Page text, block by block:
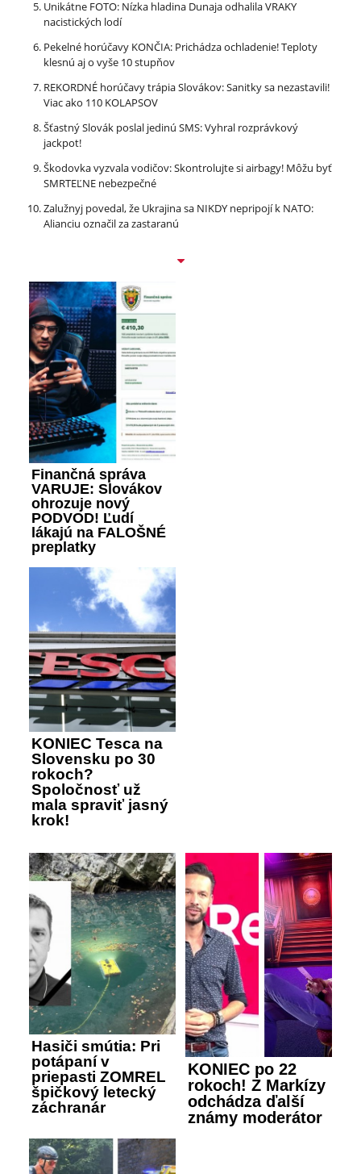
Unikátne FOTO: Nízka hladina Dunaja odhalila VRAKY
nacistických lodí
Pekelné horúčavy KONČIA: Prichádza ochladenie! Teploty
klesnú aj o vyše 10 stupňov
REKORDNÉ horúčavy trápia Slovákov: Sanitky sa nezastavili!
Viac ako 110 KOLAPSOV
Šťastný Slovák poslal jedinú SMS: Vyhral rozprávkový
jackpot!
Škodovka vyzvala vodičov: Skontrolujte si airbagy! Môžu byť
SMRTEĽNE nebezpečné
Zalužnyj povedal, že Ukrajina sa NIKDY nepripojí k NATO:
Alianciu označil za zastaranú
Finančná správa
VARUJE: Slovákov
ohrozuje nový
PODVOD! Ľudí
lákajú na FALOŠNÉ
preplatky
KONIEC Tesca na
Slovensku po 30
rokoch?
Spoločnosť už
mala spraviť jasný
krok!
Hasiči smútia: Pri
potápaní v
priepasti ZOMREL
špičkový letecký
záchranár
KONIEC po 22
rokoch! Z Markízy
odchádza ďalší
známy moderátor